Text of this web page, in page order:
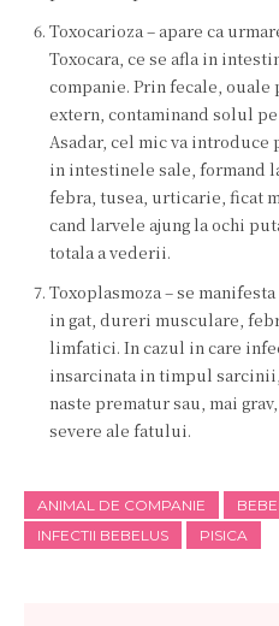
Toxocarioza – apare ca
Toxocara, ce se afla in
companie. Prin fecale,
extern, contaminand solul
Asadar, cel mic va
in intestinele sale, formand
febra, tusea, urticarie, ficat
cand larvele ajung la ochi
totala a vederii.
Toxoplasmoza – se
in gat, dureri musculare,
limfatici. In cazul in care
insarcinata in timpul
naste prematur sau, mai
severe ale fatului.
ANIMAL DE COMPANIE
INFECTII BEBELUS
PISICA